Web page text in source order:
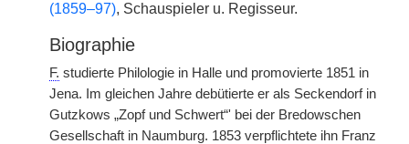
(1859–97), Schauspieler u. Regisseur.
Biographie
F. studierte Philologie in Halle und promovierte 1851 in
Jena. Im gleichen Jahre debütierte er als Seckendorf in
Gutzkows „Zopf und Schwert“' bei der Bredowschen
Gesellschaft in Naumburg. 1853 verpflichtete ihn Franz